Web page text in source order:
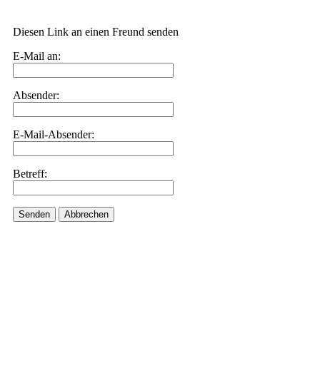
Diesen Link an einen Freund senden
E-Mail an:
Absender:
E-Mail-Absender:
Betreff:
Senden Abbrechen